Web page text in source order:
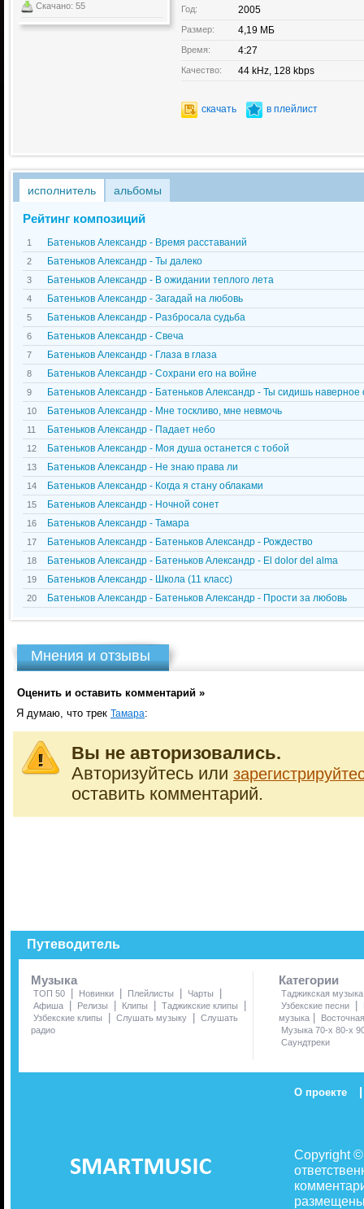
Скачано: 55 Год: 2005
Размер: 4,19 МБ
Время: 4:27
Качество: 44 kHz, 128 kbps
скачать в плейлист
исполнитель альбомы
Рейтинг композиций
1 Батеньков Александр - Время расставаний
2 Батеньков Александр - Ты далеко
3 Батеньков Александр - В ожидании теплого лета
4 Батеньков Александр - Загадай на любовь
5 Батеньков Александр - Разбросала судьба
6 Батеньков Александр - Свеча
7 Батеньков Александр - Глаза в глаза
8 Батеньков Александр - Сохрани его на войне
9 Батеньков Александр - Батеньков Александр - Ты сидишь наверное
10 Батеньков Александр - Мне тоскливо, мне невмочь
11 Батеньков Александр - Падает небо
12 Батеньков Александр - Моя душа останется с тобой
13 Батеньков Александр - Не знаю права ли
14 Батеньков Александр - Когда я стану облаками
15 Батеньков Александр - Ночной сонет
16 Батеньков Александр - Тамара
17 Батеньков Александр - Батеньков Александр - Рождество
18 Батеньков Александр - Батеньков Александр - El dolor del alma
19 Батеньков Александр - Школа (11 класс)
20 Батеньков Александр - Батеньков Александр - Прости за любовь
Мнения и отзывы
Оценить и оставить комментарий »
Я думаю, что трек Тамара:
Вы не авторизовались.
Авторизуйтесь или
оставить комментарий.
Путеводитель
Музыка
ТОП 50 | Новинки | Плейлисты | Чарты |
Афиша | Релизы | Клипы | Таджикские клипы |
Узбекские клипы | Слушать музыку | Слушать
радио
Категории
Таджикская музыка
Узбекские песни
|
музыка |
Музыка 70-х 80-х
Саундтреки
О проекте |
Copyright
размещены